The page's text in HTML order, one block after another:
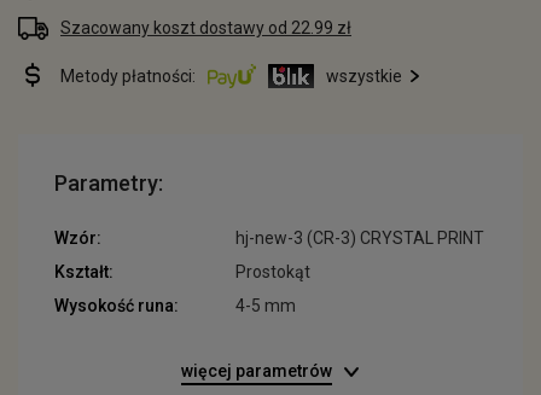
Szacowany koszt dostawy od 22.99 zł
Metody płatności: wszystkie
Parametry:
Wzór:
hj-new-3 (CR-3) CRYSTAL PRINT
Kształt:
Prostokąt
Wysokość runa:
4-5 mm
więcej parametrów